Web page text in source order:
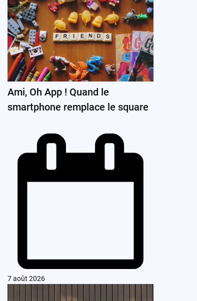
Ami, Oh App ! Quand le
smartphone remplace le square
7 août 2026